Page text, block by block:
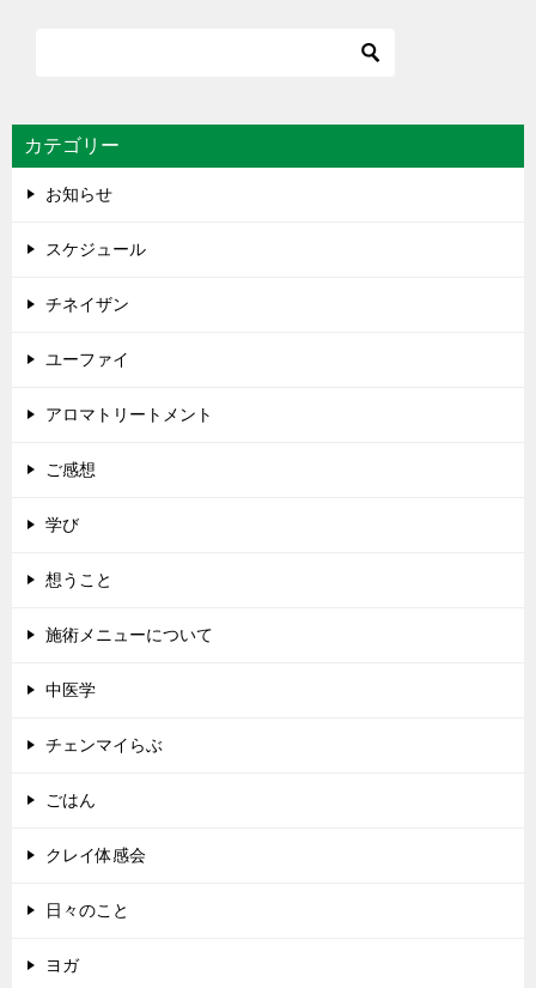
カテゴリー
お知らせ
スケジュール
チネイザン
ユーファイ
アロマトリートメント
ご感想
学び
想うこと
施術メニューについて
中医学
チェンマイらぶ
ごはん
クレイ体感会
日々のこと
ヨガ